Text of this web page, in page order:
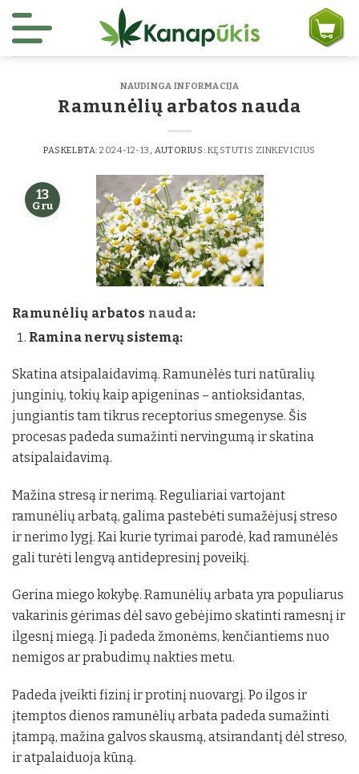
Skip to content
NAUDINGA INFORMACIJA
Ramunėlių arbatos nauda
PASKELBTA:2024-12-13 , AUTORIUS: KĘSTUTIS ZINKEVICIUS
13
Gru
Ramunėlių arbatos nauda:
Ramina nervų sistemą:
Skatina atsipalaidavimą. Ramunėlės turi natūralių
junginių, tokių kaip apigeninas – antioksidantas,
jungiantis tam tikrus receptorius smegenyse. Šis
procesas padeda sumažinti nervingumą ir skatina
atsipalaidavimą.
Mažina stresą ir nerimą. Reguliariai vartojant
ramunėlių arbatą, galima pastebėti sumažėjusį streso
ir nerimo lygį. Kai kurie tyrimai parodė, kad ramunėlės
gali turėti lengvą antidepresinį poveikį.
Gerina miego kokybę. Ramunėlių arbata yra populiarus
vakarinis gėrimas dėl savo gebėjimo skatinti ramesnį ir
ilgesnį miegą. Ji padeda žmonėms, kenčiantiems nuo
nemigos ar prabudimų nakties metu.
Padeda įveikti fizinį ir protinį nuovargį. Po ilgos ir
įtemptos dienos ramunėlių arbata padeda sumažinti
įtampą, mažina galvos skausmą, atsirandantį dėl streso,
ir atpalaiduoja kūną.